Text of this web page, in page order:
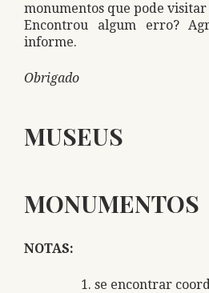
monumentos que pode
Encontrou algum erro?
informe.
Obrigado
MUSEUS
MONUMENTOS
NOTAS:
se encontrar